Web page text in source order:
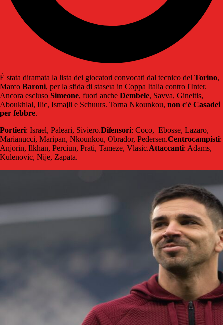
È stata diramata la lista dei giocatori convocati dal tecnico del Torino,
Marco Baroni, per la sfida di stasera in Coppa Italia contro l'Inter.
Ancora escluso Simeone, fuori anche Dembele, Savva, Gineitis,
Aboukhlal, Ilic, Ismajli e Schuurs. Torna Nkounkou, non c'è Casadei
per febbre.
Portieri: Israel, Paleari, Siviero.Difensori: Coco, Ebosse, Lazaro,
Marianucci, Maripan, Nkounkou, Obrador, Pedersen.Centrocampisti:
Anjorin, Ilkhan, Perciun, Prati, Tameze, Vlasic.Attaccanti: Adams,
Kulenovic, Nije, Zapata.